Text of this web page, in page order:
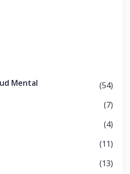
Mental
(54)
(7)
(4)
(11)
(13)